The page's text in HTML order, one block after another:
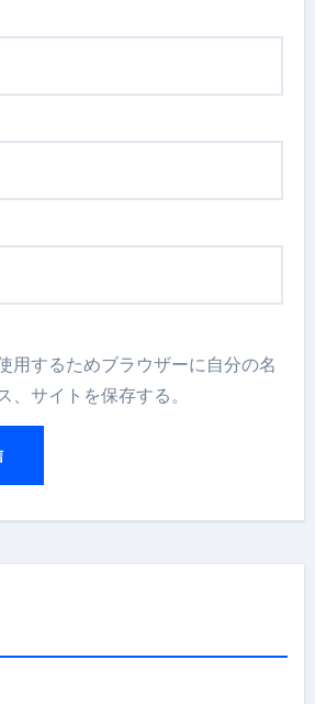
用するためブラウザーに自分の名
、サイトを保存する。